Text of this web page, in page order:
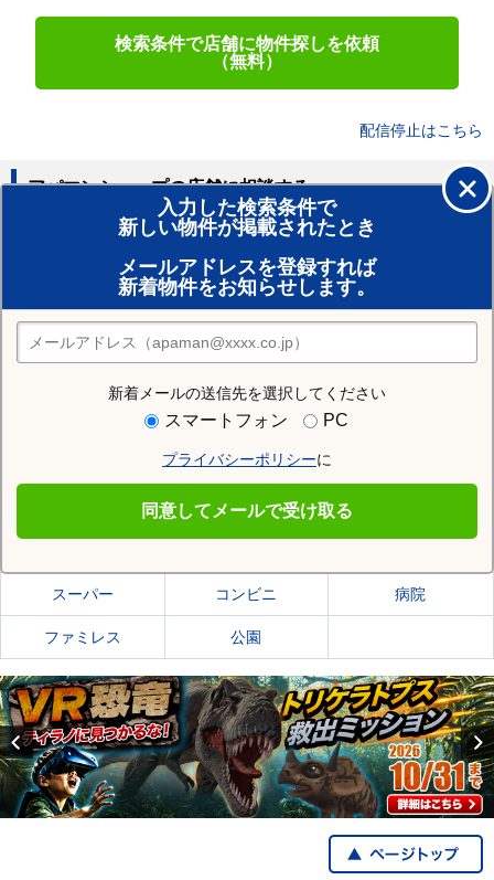
検索条件で店舗に物件探しを依頼
（無料）
配信停止はこちら
入力した検索条件で
新しい物件が掲載されたとき
メールアドレスを登録すれば
新着物件をお知らせします。
新着メールの送信先を選択してください
スマートフォン PC
プライバシーポリシーに
同意してメールで受け取る
アパマンショップの店舗に相談する
賃貸のプロがお部屋探し！
おまかせ物件リクエスト
住みたい街の店舗を探す
店舗検索
住む街研究所で米沢市の情報を見る
米沢市の施設一覧
スーパー コンビニ 病院
ファミレス 公園
Previous